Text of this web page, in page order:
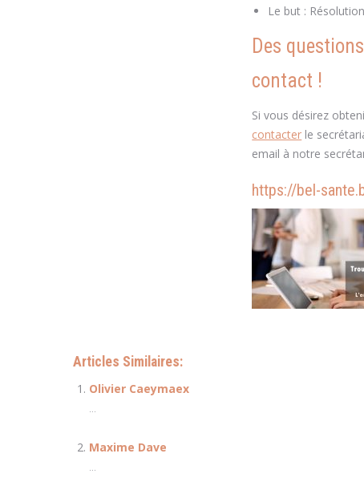
Le but :
Des
contact !
Si vous désirez
contacter le
email à notre
https://bel-
Articles Similaires:
Olivier Caeymaex
...
Maxime Dave
...